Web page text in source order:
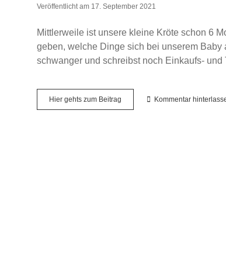
Veröffentlicht am 17. September 2021
Mittlerweile ist unsere kleine Kröte schon 6
geben, welche Dinge sich bei unserem
schwanger und schreibst noch Einkaufs-
Hier gehts zum Beitrag
Baby-
Kommentar